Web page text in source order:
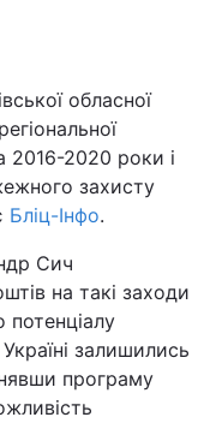
обласної
2016-2020 роки і
захисту
Бліц-Інфо.
Сич
на такі заходи
залишились
програму